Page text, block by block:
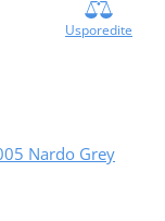
Usporedite
Nardo Grey